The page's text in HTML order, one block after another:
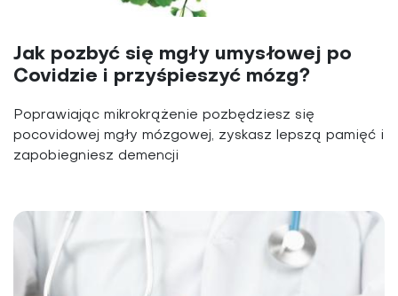
Jak pozbyć się mgły umysłowej po
Covidzie i przyśpieszyć mózg?
Poprawiając mikrokrążenie pozbędziesz się
pocovidowej mgły mózgowej, zyskasz lepszą pamięć i
zapobiegniesz demencji